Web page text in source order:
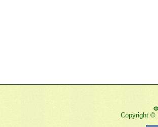
Copyright ©